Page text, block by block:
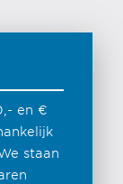
en €
staan